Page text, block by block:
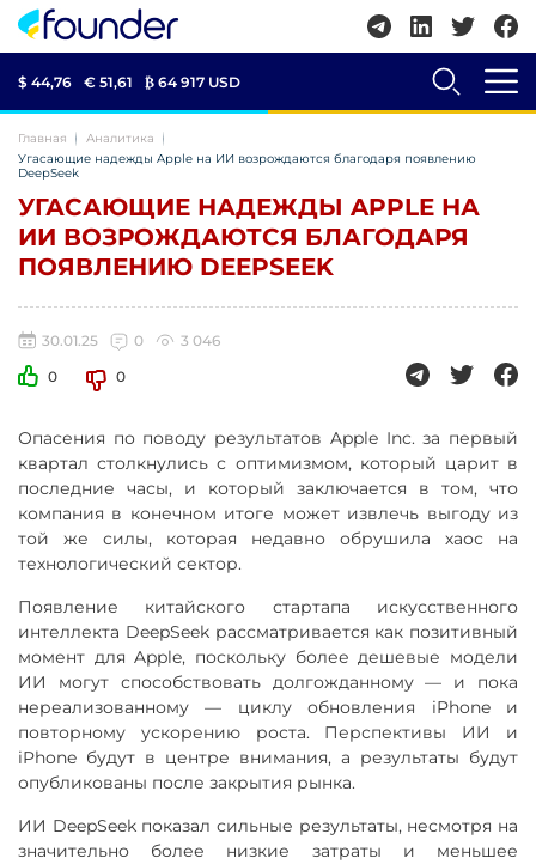
$ 44,76 € 51,61 ₿ 64 917 USD
Главная
Аналитика
Угасающие надежды Apple на ИИ возрождаются благодаря появлению
DeepSeek
УГАСАЮЩИЕ НАДЕЖДЫ APPLE НА
ИИ ВОЗРОЖДАЮТСЯ БЛАГОДАРЯ
ПОЯВЛЕНИЮ DEEPSEEK
30.01.25 0
3 046
0
0
Опасения по поводу результатов Apple Inc. за первый
квартал столкнулись с оптимизмом, который царит в
последние часы, и который заключается в том, что
компания в конечном итоге может извлечь выгоду из
той же силы, которая недавно обрушила хаос на
технологический сектор.
Появление китайского стартапа искусственного
интеллекта DeepSeek рассматривается как позитивный
момент для Apple, поскольку более дешевые модели
ИИ могут способствовать долгожданному — и пока
нереализованному — циклу обновления iPhone и
повторному ускорению роста. Перспективы ИИ и
iPhone будут в центре внимания, а результаты будут
опубликованы после закрытия рынка.
ИИ DeepSeek показал сильные результаты, несмотря на
значительно более низкие затраты и меньшее